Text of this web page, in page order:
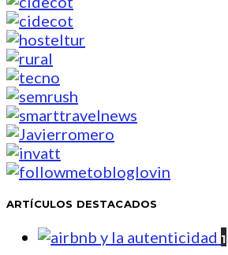
ARTÍCULOS DESTACADOS
1